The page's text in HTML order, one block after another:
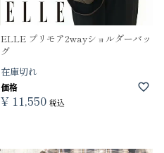
ELLE プリモア2wayショルダーバッ
グ
在庫切れ
価格
¥ 11,550 税込